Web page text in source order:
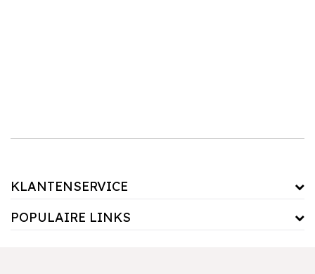
KLANTENSERVICE
POPULAIRE LINKS